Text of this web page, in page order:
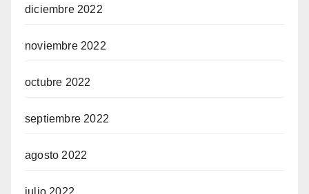
diciembre 2022
noviembre 2022
octubre 2022
septiembre 2022
agosto 2022